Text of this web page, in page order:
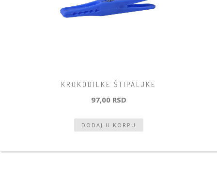
KROKODILKE ŠTIPALJKE
97,00 RSD